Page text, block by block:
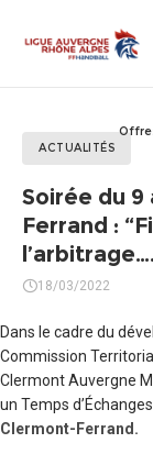
ACTUALITÉS
Soirée du 9
Ferrand :
18/03/2022
Dans le cadre du
Commission
Clermont Auvergne
un Temps
Clermont-Ferrand.